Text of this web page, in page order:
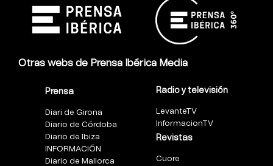
Otras webs de Prensa Ibérica Media
Prensa
Diari de Girona
Diario de Córdoba
Diario de Ibiza
INFORMACIÓN
Diario de Mallorca
Radio y televisión
LevanteTV
InformacionTV
Revistas
Cuore